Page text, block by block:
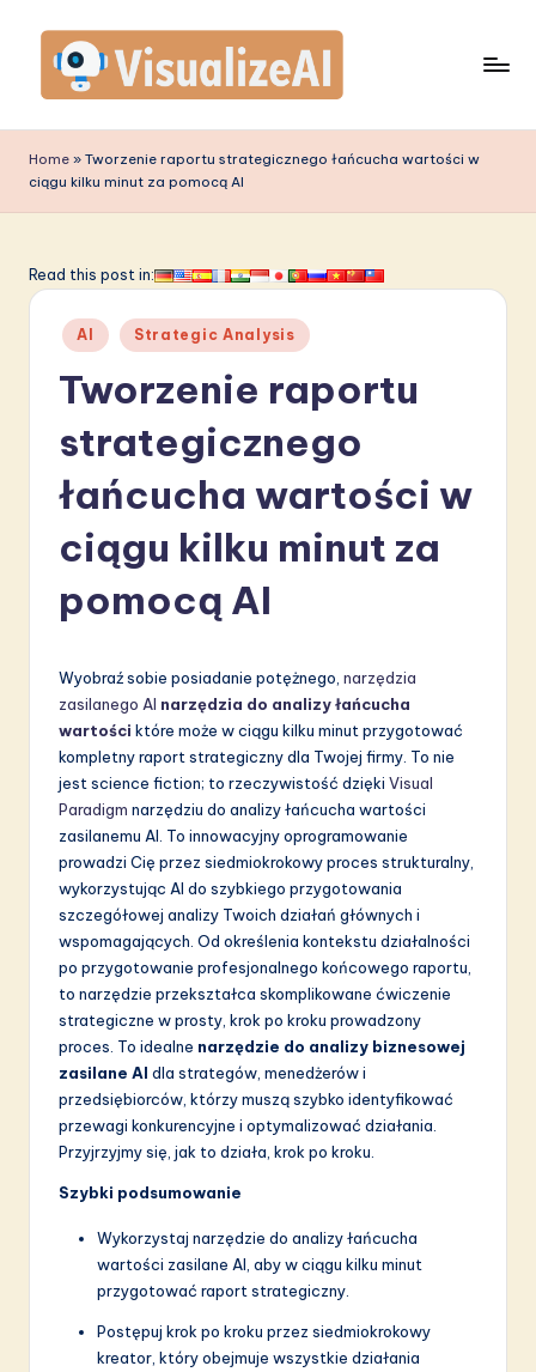
content
is
u
li
in
A
&
S
o
Home » Tworzenie raportu strategicznego łańcucha wartości w
ciągu kilku minut za pomocą AI
Read this post in:
Posted
in
AI Strategic Analysis
Tworzenie raportu
strategicznego
łańcucha wartości w
ciągu kilku minut za
pomocą AI
Wyobraź sobie posiadanie potężnego, narzędzia
zasilanego AI narzędzia do analizy łańcucha
wartości które może w ciągu kilku minut przygotować
kompletny raport strategiczny dla Twojej firmy. To nie
jest science fiction; to rzeczywistość dzięki Visual
Paradigm narzędziu do analizy łańcucha wartości
zasilanemu AI. To innowacyjny oprogramowanie
prowadzi Cię przez siedmiokrokowy proces strukturalny,
wykorzystując AI do szybkiego przygotowania
szczegółowej analizy Twoich działań głównych i
wspomagających. Od określenia kontekstu działalności
po przygotowanie profesjonalnego końcowego raportu,
to narzędzie przekształca skomplikowane ćwiczenie
strategiczne w prosty, krok po kroku prowadzony
proces. To idealne narzędzie do analizy biznesowej
zasilane AI dla strategów, menedżerów i
przedsiębiorców, którzy muszą szybko identyfikować
przewagi konkurencyjne i optymalizować działania.
Przyjrzyjmy się, jak to działa, krok po kroku.
Szybki podsumowanie
Wykorzystaj narzędzie do analizy łańcucha
wartości zasilane AI, aby w ciągu kilku minut
przygotować raport strategiczny.
Postępuj krok po kroku przez siedmiokrokowy
kreator, który obejmuje wszystkie działania